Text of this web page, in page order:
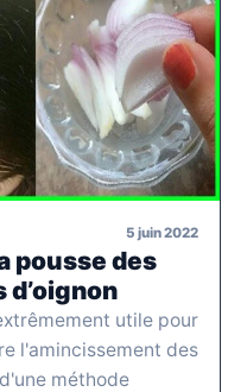
5 juin 2022
pousse des
d’oignon
utile pour
l'amincissement des
méthode